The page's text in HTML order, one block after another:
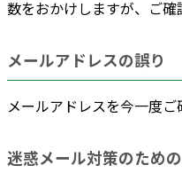
数をおかけしますが、ご確
メールアドレスの誤り
メールアドレスを今一度ご
迷惑メール対策のため